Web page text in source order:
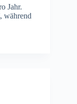
Jahr.
während